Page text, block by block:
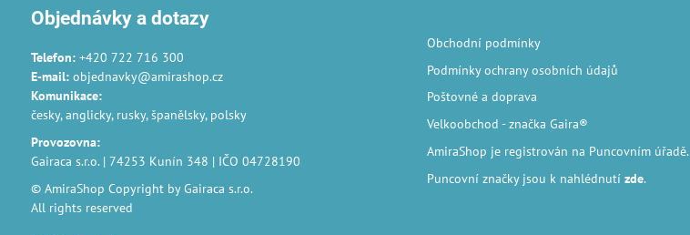
Objednávky a dotazy
Telefon:+420 722 716 300
E-mail:objednavky@amirashop.cz
Komunikace:
česky, anglicky, rusky, španělsky, polsky
Provozovna:
Gairaca s.r.o. | 74253 Kunín 348 | IČO 04728190
© AmiraShop Copyright by Gairaca s.r.o.
All rights reserved
Obchodní podmínky
Podmínky ochrany osobních údajů
Poštovné a doprava
Velkoobchod - značka Gaira®
AmiraShop je registrován na Puncovním úřadě.
Puncovní značkyjsou k nahlédnutí zde.